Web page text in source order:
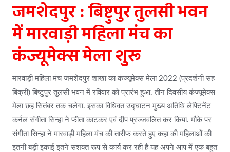
जमशेदपुर : बिष्टुपुर तुलसी भवन
में मारवाड़ी महिला मंच का
कंज्यूमेक्स मेला शुरू
मारवाड़ी महिला मंच जमशेदपुर शाखा का कंज्यूमेक्स मेला 2022 (प्रदर्शनी सह
बिक्री) बिष्टुपुर तुलसी भवन में रविवार को प्रारंभ हुआ. तीन दिवसीय कंज्यूमेक्स
मेला छह सितंबर तक चलेगा. इसका विधिवत उद्घाटन मुख्य अतिथि लेफ्टिनेंट
कर्नल संगीता सिन्हा ने फीता काटकर एवं दीप प्रज्जवलित कर किया. मौके पर
संगीता सिन्हा ने मारवाड़ी महिला मंच की तारीफ करते हुए कहा की महिलाओं की
इतनी बड़ी इकाई इतने सशक्त रूप से कार्य कर रही है यह अपने आप में एक बहुत